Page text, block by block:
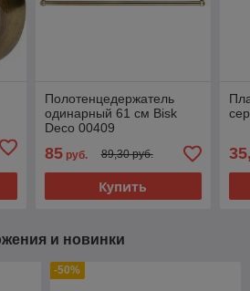
Полотенцедержатель
одинарный 61 см Bisk
Deco 00409
85руб. 89,30 руб.
Купить
и новинки
-50%